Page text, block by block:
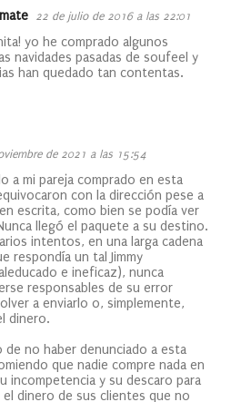
22 de julio de 2016 a las 22:01
yo he comprado algunos
navidades pasadas de soufeel y
han quedado tan contentas.
de 2021 a las 15:54
a mi pareja comprado en esta
con la dirección pese a
escrita, como bien se podía ver
llegó el paquete a su destino.
intentos, en una larga cadena
respondía un tal Jimmy
e ineficaz), nunca
responsables de su error
a enviarlo o, simplemente,
dinero.
de no haber denunciado a esta
que nadie compre nada en
incompetencia y su descaro para
dinero de sus clientes que no